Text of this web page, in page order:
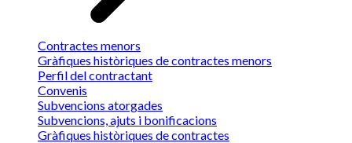
Contractes menors
Gràfiques històriques de contractes menors
Perfil del contractant
Convenis
Subvencions atorgades
Subvencions, ajuts i bonificacions
Gràfiques històriques de contractes